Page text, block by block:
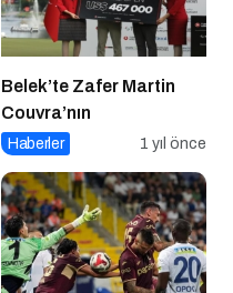
Belek’te Zafer Martin
Couvra’nın
Haberler 1 yıl önce